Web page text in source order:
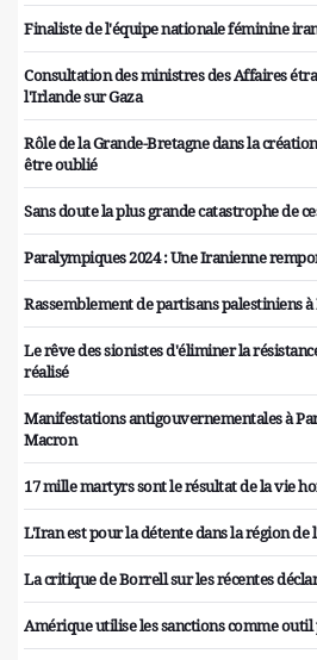
Finaliste de l'équipe nationale féminine
Consultation des ministres des Affaires
l'Irlande sur Gaza
Rôle de la Grande-Bretagne dans la
être oublié
Sans doute la plus grande catastrophe de
Paralympiques 2024 : Une Iranienne
Rassemblement de partisans palestiniens
Le rêve des sionistes d'éliminer la
réalisé
Manifestations antigouvernementales à
Macron
17 mille martyrs sont le résultat de la vie
L'Iran est pour la détente dans la région de
La critique de Borrell sur les récentes
Amérique utilise les sanctions comme